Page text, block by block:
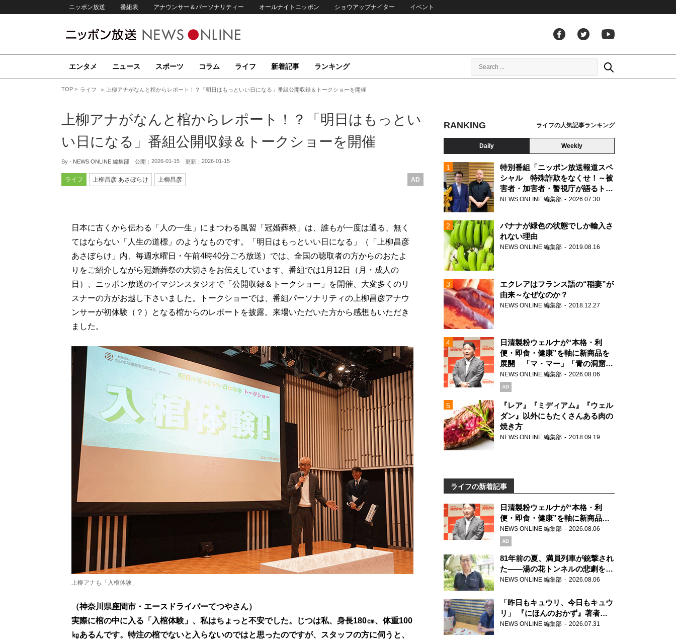
ニッポン放送 番組表 アナウンサー＆パーソナリティー オールナイトニッポン ショウアップナイター イベント
エンタメ ニュース スポーツ コラム ライフ 新着記事 ランキング
TOP ライフ 上柳アナがなんと棺からレポート！？「明日はもっといい日になる」番組公開収録＆トークショーを開催
上柳アナがなんと棺からレポート！？「明日はもっとい
い日になる」番組公開収録＆トークショーを開催
By - NEWS ONLINE 編集部 公開： 2026-01-15 更新： 2026-01-15
ライフ 上柳昌彦 あさぼらけ 上柳昌彦 AD
日本に古くから伝わる「人の一生」にまつわる風習「冠婚葬祭」は、誰もが一度は通る、無く
てはならない「人生の道標」のようなものです。「明日はもっといい日になる」（「上柳昌彦
あさぼらけ」内、毎週水曜日・午前4時40分ごろ放送）では、全国の聴取者の方からのおたよ
りをご紹介しながら冠婚葬祭の大切さをお伝えしています。番組では1月12日（月・成人の
日）、ニッポン放送のイマジンスタジオで「公開収録＆トークショー」を開催、大変多くのリ
スナーの方がお越し下さいました。トークショーでは、番組パーソナリティの上柳昌彦アナウ
ンサーが初体験（？）となる棺からのレポートを披露。来場いただいた方から感想もいただき
ました。
上柳アナも「入棺体験」
（神奈川県座間市・エースドライバーてつやさん）
実際に棺の中に入る「入棺体験」、私はちょっと不安でした。じつは私、身長180㎝、体重100
㎏あるんです。特注の棺でないと入らないのではと思ったのですが、スタッフの方に伺うと、
RANKING ライフの人気記事ランキング
Daily Weekly
特別番組「ニッポン放送報道スペ
シャル 特殊詐欺をなくせ！～被
害者・加害者・警視庁が語るトク
リュウの実態～」放送
NEWS ONLINE 編集部 2026.07.30
バナナが緑色の状態でしか輸入さ
れない理由
NEWS ONLINE 編集部 2019.08.16
エクレアはフランス語の“稲妻”が
由来～なぜなのか？
NEWS ONLINE 編集部 2018.12.27
日清製粉ウェルナが“本格・利
便・即食・健康”を軸に新商品を
展開 「マ・マー」「青の洞窟」
ブランドを強化
NEWS ONLINE 編集部 2026.08.06
『レア』『ミディアム』『ウェル
ダン』以外にもたくさんある肉の
焼き方
NEWS ONLINE 編集部 2018.09.19
ライフの新着記事
日清製粉ウェルナが“本格・利
便・即食・健康”を軸に新商品を
展開 「マ・マー」「青の洞窟」
ブランドを強化
NEWS ONLINE 編集部 2026.08.06
AD
81年前の夏、満員列車が銃撃され
た――湯の花トンネルの悲劇を語
り継ぐ男性
NEWS ONLINE 編集部 2026.08.06
「昨日もキュウリ、今日もキュウ
リ」 『にほんのおかず』著者が
見つけた家庭料理の知恵
NEWS ONLINE 編集部 2026.07.31